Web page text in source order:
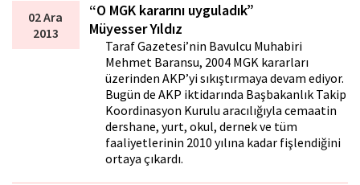
02 Ara
2013
“O MGK kararını uyguladık”
Müyesser Yıldız
Taraf Gazetesi’nin Bavulcu Muhabiri
Mehmet Baransu, 2004 MGK kararları
üzerinden AKP’yi sıkıştırmaya devam ediyor.
Bugün de AKP iktidarında Başbakanlık Takip
Koordinasyon Kurulu aracılığıyla cemaatin
dershane, yurt, okul, dernek ve tüm
faaliyetlerinin 2010 yılına kadar fişlendiğini
ortaya çıkardı.